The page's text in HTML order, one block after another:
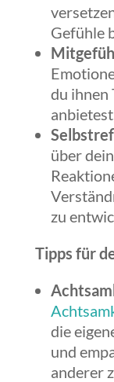
Gefühle
du ihnen
über
zu
Tipps für
die
und
anderer